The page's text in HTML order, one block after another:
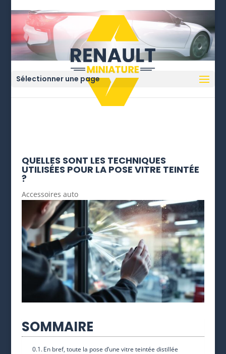
Sélectionner une page
QUELLES SONT LES TECHNIQUES
UTILISÉES POUR LA POSE VITRE TEINTÉE
?
Accessoires auto
SOMMAIRE
En bref, toute la pose d’une vitre teintée distillée